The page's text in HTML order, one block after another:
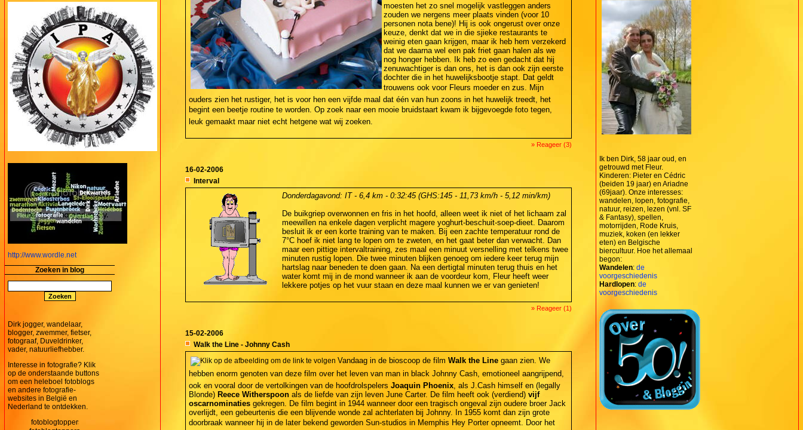
http://www.wordle.net
Zoeken in blog
Dirk jogger, wandelaar,
blogger, zwemmer, fietser,
fotograaf, Duveldrinker,
vader, natuurliefhebber.
Interesse in fotografie? Klik
op de onderstaande buttons
om een heleboel fotoblogs
en andere fotografie-
websites in België en
Nederland te ontdekken.
moesten het zo snel mogelijk vastleggen anders
zouden we nergens meer plaats vinden (voor 10
personen nota bene)! Hij is ook ongerust over onze
keuze, denkt dat we in die sjieke restaurants te
weinig eten gaan krijgen, maar ik heb hem verzekerd
dat we daarna wel een pak friet gaan halen als we
nog honger hebben. Ik heb zo een gedacht dat hij
zenuwachtiger is dan ons, het is dan ook zijn eerste
dochter die in het huwelijksbootje stapt. Dat geldt
trouwens ook voor Fleurs moeder en zus. Mijn
ouders zien het rustiger, het is voor hen een vijfde maal dat één van hun zoons in het huwelijk treedt, het
begint een beetje routine te worden. Op zoek naar een mooie bruidstaart kwam ik bijgevoegde foto tegen,
leuk gemaakt maar niet echt hetgene wat wij zoeken.
» Reageer (3)
16-02-2006
Interval
Donderdagavond: IT - 6,4 km - 0:32:45 (GHS:145 - 11,73 km/h - 5,12 min/km)
De buikgriep overwonnen en fris in het hoofd, alleen weet ik niet of het lichaam zal
meewillen na enkele dagen verplicht magere yoghurt-beschuit-soep-dieet. Daarom
besluit ik er een korte training van te maken. Bij een zachte temperatuur rond de
7°C hoef ik niet lang te lopen om te zweten, en het gaat beter dan verwacht. Dan
maar een pittige intervaltraining, zes maal een minuut versnelling met telkens twee
minuten rustig lopen. Die twee minuten blijken genoeg om iedere keer terug mijn
hartslag naar beneden te doen gaan. Na een dertigtal minuten terug thuis en het
water komt mij in de mond wanneer ik aan de voordeur kom, Fleur heeft weer
lekkere potjes op het vuur staan en deze maal kunnen we er van genieten!
» Reageer (1)
15-02-2006
Walk the Line - Johnny Cash
Vandaag in de bioscoop de film Walk the Linegaan zien. We
hebben enorm genoten van deze film over het leven van man in black Johnny Cash, emotioneel aangrijpend,
ook en vooral door de vertolkingen van de hoofdrolspelers Joaquin Phoenix, als J.Cash himself en (legally
Blonde) Reece Witherspoonals de liefde van zijn leven June Carter. De film heeft ook (verdiend) vijf
oscarnominatiesgekregen. De film begint in 1944 wanneer door een tragisch ongeval zijn oudere broer Jack
overlijdt, een gebeurtenis die een blijvende wonde zal achterlaten bij Johnny. In 1955 komt dan zijn grote
doorbraak wanneer hij in de later bekend geworden Sun-studios in Memphis Hey Porter opneemt. Door het
Ik ben Dirk, 58 jaar oud, en
getrouwd met Fleur.
Kinderen: Pieter en Cédric
(beiden 19 jaar) en Ariadne
(69jaar). Onze interesses:
wandelen, lopen, fotografie,
natuur, reizen, lezen (vnl. SF
& Fantasy), spellen,
motorrijden, Rode Kruis,
muziek, koken (en lekker
eten) en Belgische
biercultuur. Hoe het allemaal
begon:
Wandelen: de
voorgeschiedenis
Hardlopen: de
voorgeschiedenis